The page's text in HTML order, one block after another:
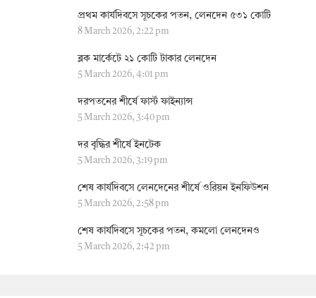
প্রথম কার্যদিবসে সূচকের পতন, লেনদেন ৫৩১ কোটি
8 March 2026, 2:22 pm
ব্লক মার্কেটে ২১ কোটি টাকার লেনদেন
5 March 2026, 4:01 pm
দরপতনের শীর্ষে ফার্স্ট ফাইন্যান্স
5 March 2026, 3:40 pm
দর বৃদ্ধির শীর্ষে ইনটেক
5 March 2026, 3:19 pm
শেষ কার্যদিবসে লেনদেনের শীর্ষে ওরিয়ন ইনফিউশন
5 March 2026, 2:58 pm
শেষ কার্যদিবসে সূচকের পতন, কমলো লেনদেনও
5 March 2026, 2:42 pm